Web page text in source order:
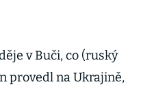
v Buči, co (ruský
provedl na Ukrajině,